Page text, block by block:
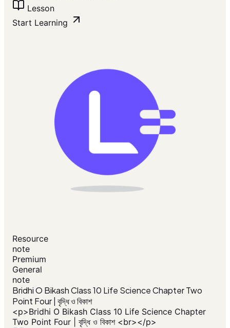
Lesson
Start Learning
Resource
note
Premium
General
note
Bridhi O Bikash Class 10 Life Science Chapter Two
Point Four | বৃদ্ধি ও বিকাশ
<p>Bridhi O Bikash Class 10 Life Science Chapter
Two Point Four | বৃদ্ধি ও বিকাশ <br></p>